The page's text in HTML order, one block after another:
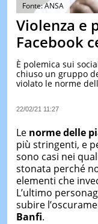
Fonte: ANSA
Violenza e
Facebook
È polemica sui
chiuso un gruppo
violato le norme
22/02/21 11:27
Lenorme delle
più stringenti, e
sono casi nei
stonata perché
elementi che
L’ultimo
subire
Banfi.